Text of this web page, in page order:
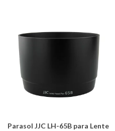
Parasol JJC LH-65B para Lente